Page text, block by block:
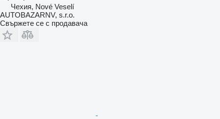
Чехия, Nové Veselí
AUTOBAZARNV, s.r.o.
Свържете се с продавача